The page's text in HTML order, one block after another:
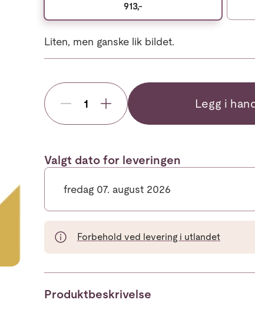
913,-
Liten, men ganske lik bildet.
Legg i
Valgt dato for leveringen
fredag 07. august 2026
Forbehold ved levering i utlandet
Produktbeskrivelse